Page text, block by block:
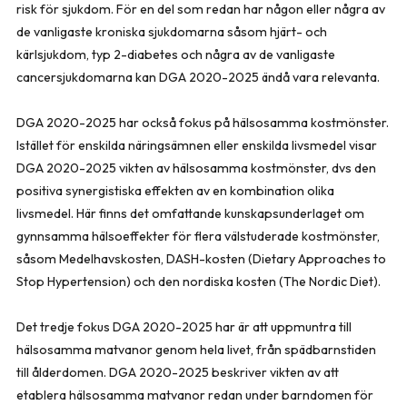
risk för sjukdom. För en del som redan har någon eller några av
de vanligaste kroniska sjukdomarna såsom hjärt- och
kärlsjukdom, typ 2-diabetes och några av de vanligaste
cancersjukdomarna kan DGA 2020-2025 ändå vara relevanta.
DGA 2020-2025 har också fokus på hälsosamma kostmönster.
Istället för enskilda näringsämnen eller enskilda livsmedel visar
DGA 2020-2025 vikten av hälsosamma kostmönster, dvs den
positiva synergistiska effekten av en kombination olika
livsmedel. Här finns det omfattande kunskapsunderlaget om
gynnsamma hälsoeffekter för flera välstuderade kostmönster,
såsom Medelhavskosten, DASH-kosten (Dietary Approaches to
Stop Hypertension) och den nordiska kosten (The Nordic Diet).
Det tredje fokus DGA 2020-2025 har är att uppmuntra till
hälsosamma matvanor genom hela livet, från spädbarnstiden
till ålderdomen. DGA 2020-2025 beskriver vikten av att
etablera hälsosamma matvanor redan under barndomen för